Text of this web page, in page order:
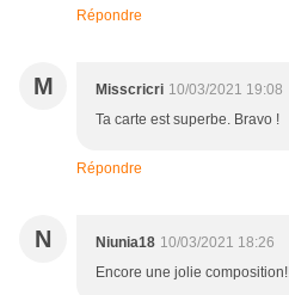
Répondre
M Misscricri 10/03/2021 19:08
Ta carte est superbe. Bravo !
Répondre
N Niunia18 10/03/2021 18:26
Encore une jolie